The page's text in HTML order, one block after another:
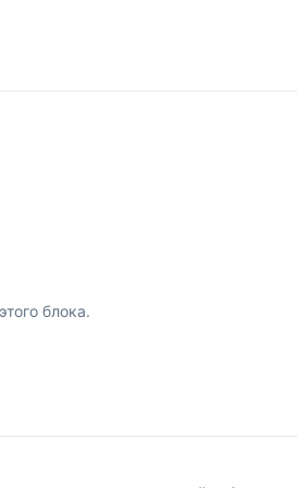
блока.